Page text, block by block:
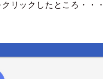
リックしたところ・・